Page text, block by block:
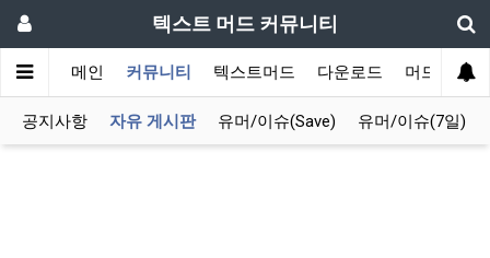
텍스트 머드 커뮤니티
메인 커뮤니티 텍스트머드 다운로드 머드 잡담
공지사항 자유 게시판 유머/이슈(Save) 유머/이슈(7일)